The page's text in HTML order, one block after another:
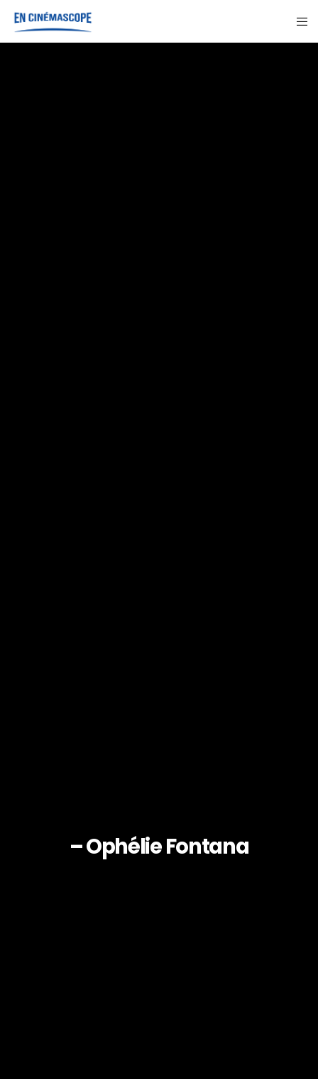
– Ophélie Fontana